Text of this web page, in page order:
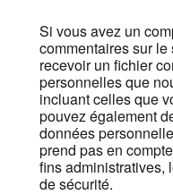
Si vous avez un
commentaires sur
recevoir un fichier
personnelles que
incluant celles que
pouvez également
données
prend pas en
fins administratives,
de sécurité.